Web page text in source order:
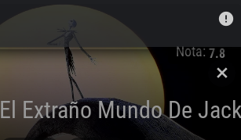
error
close
Nota:7.8
El Extraño Mundo De